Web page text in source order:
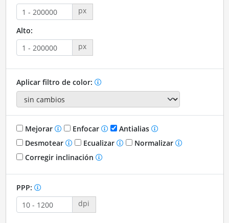
px
Alto:
px
Aplicar filtro de color:
Mejorar Enfocar
Antialias
Desmotear
Ecualizar
Normalizar
Corregir inclinación
PPP:
dpi